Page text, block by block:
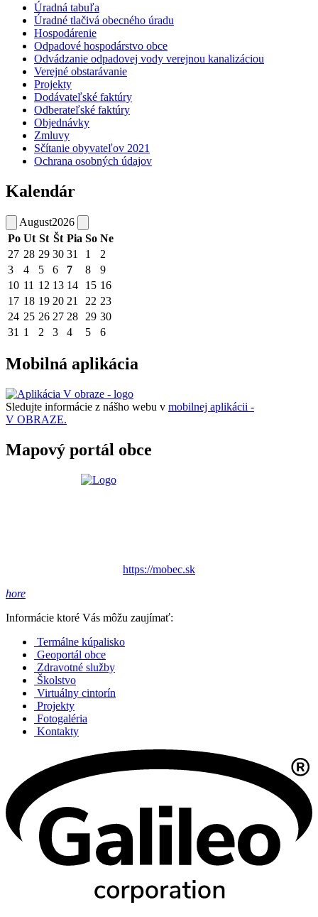
Úradná tabuľa
Úradné tlačivá obecného úradu
Hospodárenie
Odpadové hospodárstvo obce
Odvádzanie odpadovej vody verejnou kanalizáciou
Verejné obstarávanie
Projekty
Dodávateľské faktúry
Odberateľské faktúry
Objednávky
Zmluvy
Sčítanie obyvateľov 2021
Ochrana osobných údajov
Kalendár
August2026
Po Ut St Št Pia So Ne
27 28 29 30 31 1
2
3
4 5 6 7 8
9
10 11 12 13 14 15 16
17 18 19 20 21 22 23
24 25 26 27 28 29 30
31 1 2 3 4 5 6
Mobilná aplikácia
Sledujte informácie z nášho webu v mobilnej aplikácii -
V OBRAZE.
Mapový portál obce
https://mobec.sk
hore
Informácie ktoré Vás môžu zaujímať:
Termálne kúpalisko
Geoportál obce
Zdravotné služby
Školstvo
Virtuálny cintorín
Projekty
Fotogaléria
Kontakty